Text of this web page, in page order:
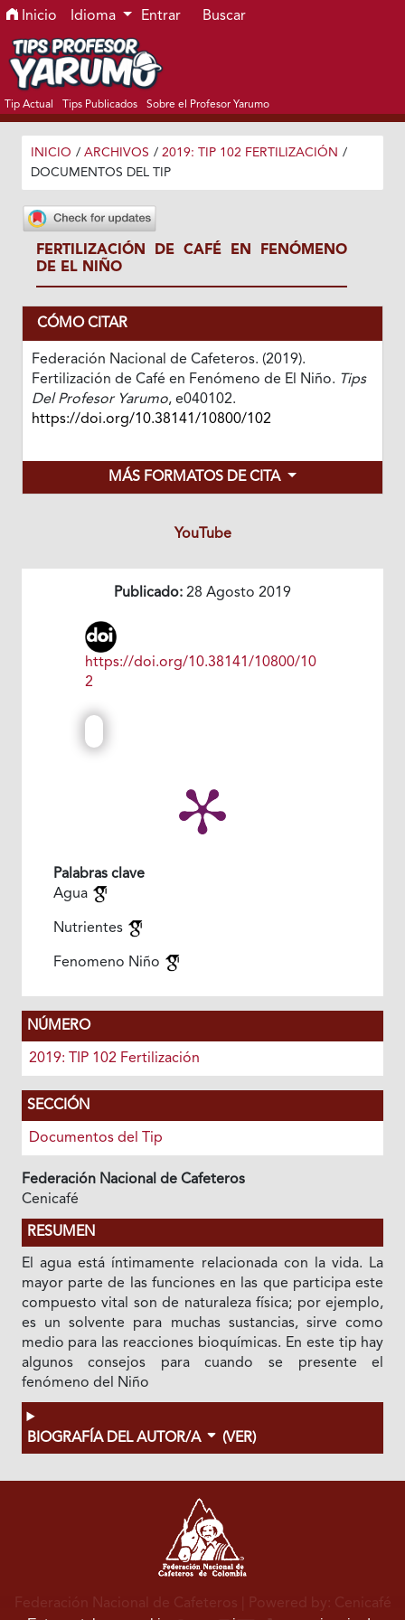
Ir al menú de navegación principal
Ir al contenido principal
Ir al pie de página del sitio
Inicio Idioma Entrar Buscar
Tip Actual Tips Publicados Sobre el Profesor Yarumo
INICIO / ARCHIVOS / 2019: TIP 102 FERTILIZACIÓN /
DOCUMENTOS DEL TIP
FERTILIZACIÓN DE CAFÉ EN FENÓMENO
DE EL NIÑO
CÓMO CITAR
Federación Nacional de Cafeteros. (2019).
Fertilización de Café en Fenómeno de El Niño. Tips
Del Profesor Yarumo, e040102.
https://doi.org/10.38141/10800/102
MÁS FORMATOS DE CITA
YouTube
Publicado: 28 Agosto 2019
https://doi.org/10.38141/10800/10
2
Palabras clave
Agua
Nutrientes
Fenomeno Niño
NÚMERO
2019: TIP 102 Fertilización
SECCIÓN
Documentos del Tip
Federación Nacional de Cafeteros
Cenicafé
RESUMEN
El agua está íntimamente relacionada con la vida. La
mayor parte de las funciones en las que participa este
compuesto vital son de naturaleza física; por ejemplo,
es un solvente para muchas sustancias, sirve como
medio para las reacciones bioquímicas. En este tip hay
algunos consejos para cuando se presente el
fenómeno del Niño
BIOGRAFÍA DEL AUTOR/A (VER)
Federación Nacional de Cafeteros | Powered by: Cenicafé